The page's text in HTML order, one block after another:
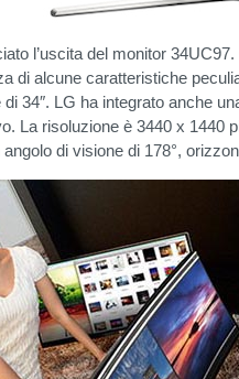
l’uscita del monitor
di alcune caratteristiche
di 34″. LG ha integrato anche
La risoluzione è 3440 x 1440
di visione di 178°,